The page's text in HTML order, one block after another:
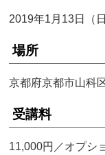
2019年1月13日（
場所
京都府京都市山科
受講料
11,000円／オプシ